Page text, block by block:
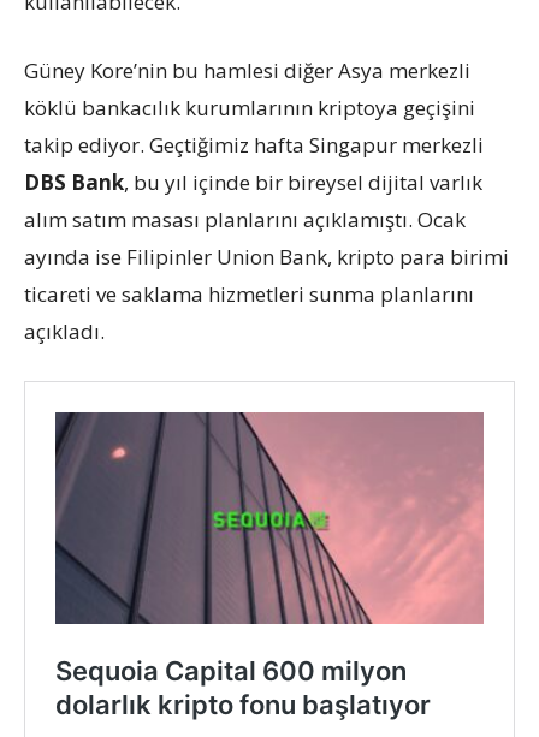
Güney Kore’nin bu hamlesi diğer Asya merkezli
köklü bankacılık kurumlarının kriptoya geçişini
takip ediyor. Geçtiğimiz hafta Singapur merkezli
DBS Bank, bu yıl içinde bir bireysel dijital varlık
alım satım masası planlarını açıklamıştı. Ocak
ayında ise Filipinler Union Bank, kripto para birimi
ticareti ve saklama hizmetleri sunma planlarını
açıkladı.